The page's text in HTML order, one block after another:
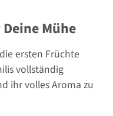
Mühe
ersten Früchte
vollständig
ihr volles Aroma zu